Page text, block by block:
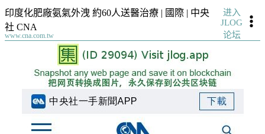
印度化肥廠氨氣外洩 約60人送醫治療 | 國際 | 中央
社 CNA
www.cna.com.tw
进入
JLOG
论坛